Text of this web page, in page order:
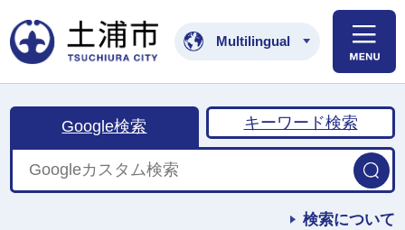
土浦市公式ホームペ
Multilingual
Google検索 キーワード検索
検索について